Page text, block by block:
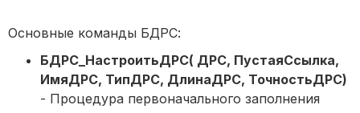
Основные команды БДРС:
БДРС_НастроитьДРС( ДРС, ПустаяСсылка,
ИмяДРС, ТипДРС, ДлинаДРС, ТочностьДРС)
- Процедура первоначального заполнения